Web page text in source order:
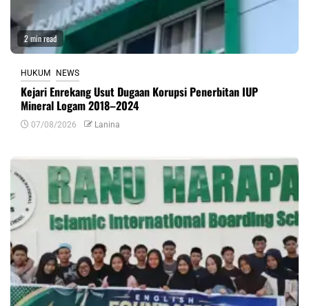
2 min read
HUKUM NEWS
Kejari Enrekang Usut Dugaan Korupsi Penerbitan IUP
Mineral Logam 2018–2024
07/08/2026 Lanina